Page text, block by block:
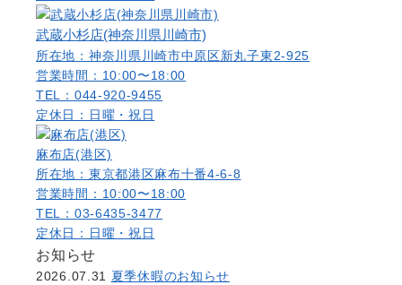
武蔵小杉店(神奈川県川崎市)
所在地：神奈川県川崎市中原区新丸子東2-925
営業時間：10:00〜18:00
TEL：044-920-9455
定休日：日曜・祝日
麻布店(港区)
所在地：東京都港区麻布十番4-6-8
営業時間：10:00〜18:00
TEL：03-6435-3477
定休日：日曜・祝日
お知らせ
2026.07.31
夏季休暇のお知らせ